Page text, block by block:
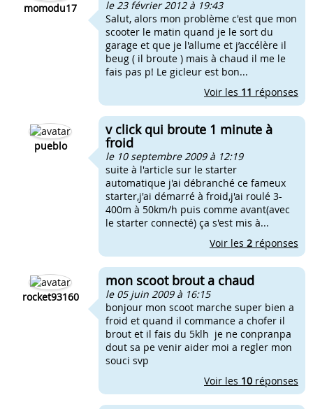
momodu17
le 23 février 2012 à 19:43
Salut, alors mon problème c'est que mon
scooter le matin quand je le sort du
garage et que je l'allume et j’accélère il
beug ( il broute ) mais à chaud il me le
fais pas p! Le gicleur est bon...
Voir les 11 réponses
pueblo
v click qui broute 1 minute à
froid
le 10 septembre 2009 à 12:19
suite à l'article sur le starter
automatique j'ai débranché ce fameux
starter,j'ai démarré à froid,j'ai roulé 3-
400m à 50km/h puis comme avant(avec
le starter connecté) ça s'est mis à...
Voir les 2 réponses
rocket93160
mon scoot brout a chaud
le 05 juin 2009 à 16:15
bonjour mon scoot marche super bien a
froid et quand il commance a chofer il
brout et il fais du 5klh je ne conpranpa
dout sa pe venir aider moi a regler mon
souci svp
Voir les 10 réponses